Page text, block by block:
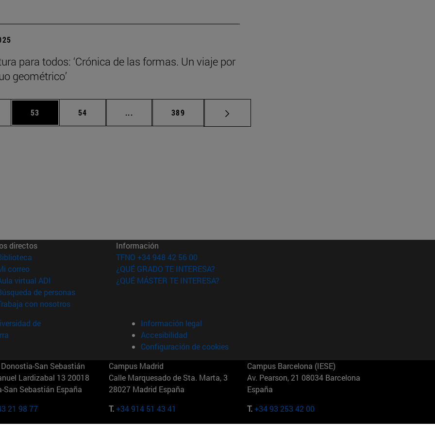
para todos: ‘Crónica de las formas. Un viaje por
geométrico’
Use TAB para desplazarse.
Página
53 Página
54 ... Páginas intermedias Use TAB para desplazarse.
Página
389
directos
(abre en nueva ventana)
correo(abre en nueva ventana)
virtual ADI (abre en nueva ventana)
de personas(abre en nueva ventana)
con nosotros(abre en nueva ventana)
Información
TFNO +34 948 42 56 00
¿QUÉ GRADO TE INTERESA?
¿QUÉ MÁSTER TE INTERESA?
de
Información legal
Accesibilidad
Configuración de cookies
San Sebastián
Lardizabal 13 20018
San Sebastián España
21 98 77
Campus Madrid
Calle Marquesado de Sta. Marta, 3
28027 Madrid España
T.+34 914 51 43 41
Campus Barcelona (IESE)
Av. Pearson, 21 08034 Barcelona
España
T.+34 93 253 42 00